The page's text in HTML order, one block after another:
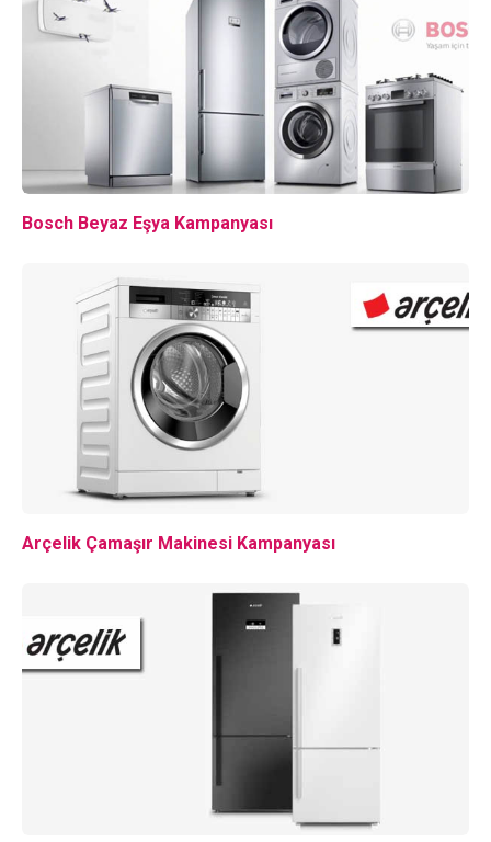
Bosch Beyaz Eşya Kampanyası
Arçelik Çamaşır Makinesi Kampanyası